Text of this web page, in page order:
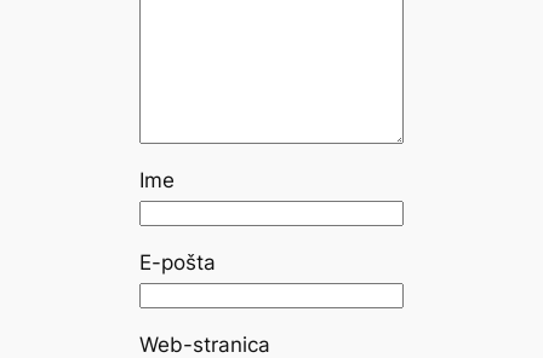
Ime
E-pošta
Web-stranica